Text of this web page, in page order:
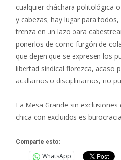
cualquier cháchara politológica
y cabezas, hay lugar para
trenza en un lazo para
ponerlos de como furgón de
que dejen que se expresen los
libertad sindical florezca, acaso
acallarnos o disciplinarnos, no
La Mesa Grande sin
chica con excluidos es
Comparte esto:
WhatsApp